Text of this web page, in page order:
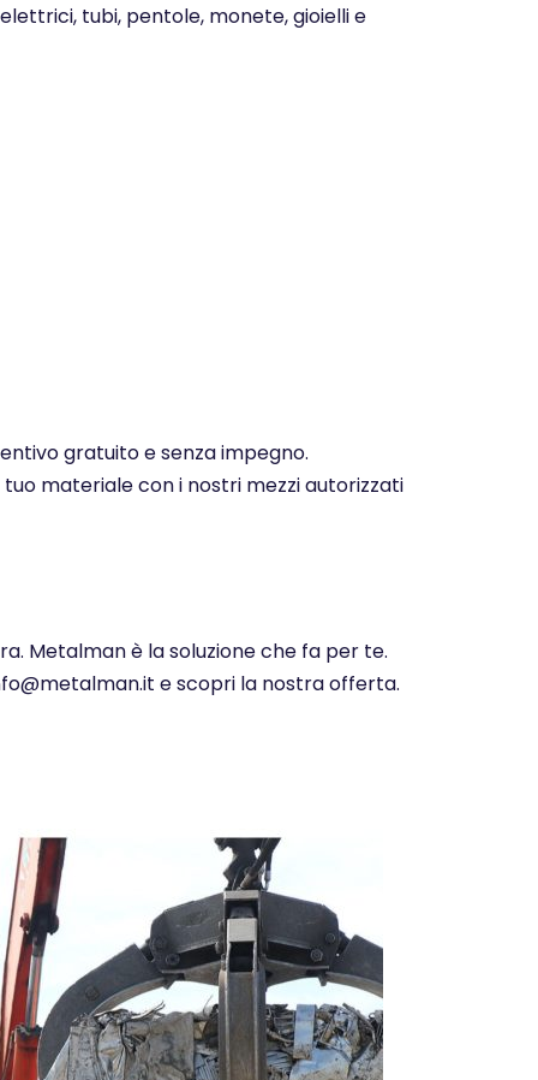
tubi, pentole, monete, gioielli e
gratuito e senza impegno.
materiale con i nostri mezzi autorizzati
Metalman è la soluzione che fa per te.
e scopri la nostra offerta.